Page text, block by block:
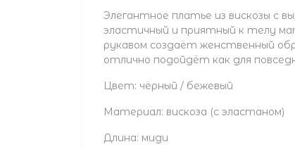
Элегантное платье из вискозы с
эластичный и приятный к телу
рукавом создаёт женственный
отлично подойдёт как для
Цвет: чёрный / бежевый
Материал: вискоза (с эластаном)
Длина: миди